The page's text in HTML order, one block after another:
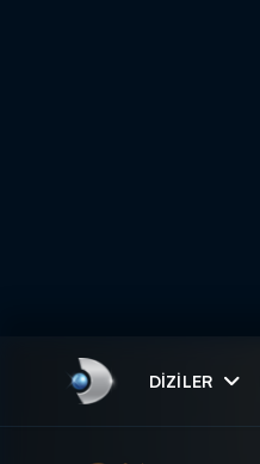
DIZILER